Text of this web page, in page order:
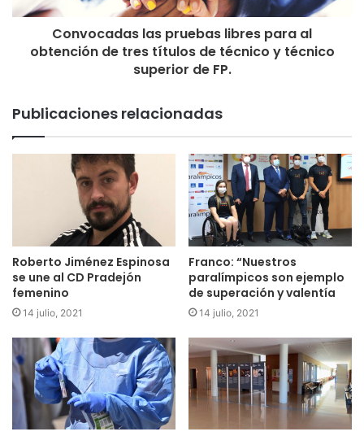
Convocadas las pruebas libres para al
obtención de tres títulos de técnico y técnico
superior de FP.
Publicaciones relacionadas
Roberto Jiménez Espinosa
se une al CD Pradejón
femenino
14 julio, 2021
Franco: “Nuestros
paralímpicos son ejemplo
de superación y valentía
14 julio, 2021